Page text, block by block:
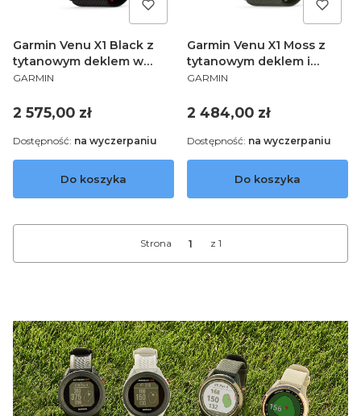
Garmin Venu X1 Black z
tytanowym deklem w
kolorze slate i nylonowym
kolorze black 010-02980-
PRODUCENT
GARMIN
Cena
2 575,00 zł
Do koszyka
Dostępność: na wyczerpaniu
Garmin Venu X1 Moss z
tytanowym deklem i
nylonowym paskiem
Moss 010-02980-03
PRODUCENT
GARMIN
Cena
2 484,00 zł
Do koszyka
Dostępność: na wyczerpaniu
Strona z 1